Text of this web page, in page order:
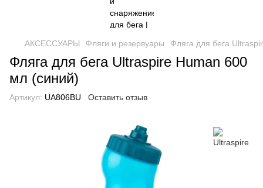
АКСЕССУАРЫ Фляги и резервуары Фляга для бега
Фляга для бега Ultraspire Human 600
мл (синий)
Артикул: UA806BU Оставить отзыв